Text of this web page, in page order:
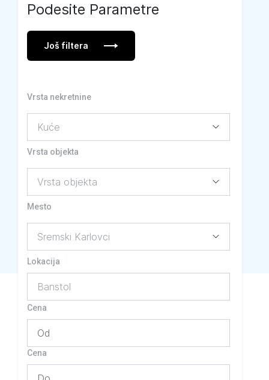
Podesite Parametre
Još filtera
Vrsta nekretnine
Vrsta objekta
Mesto
Lokacija
Banstol
Cena
Cena